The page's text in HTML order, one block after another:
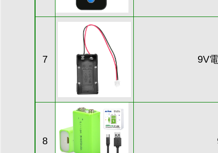
7 9V
8